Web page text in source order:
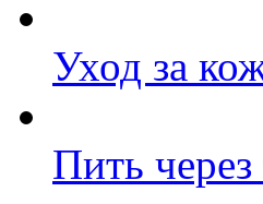
Уход за
Пить